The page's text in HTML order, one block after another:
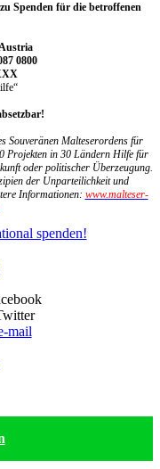
Spenden für die betroffenen
0800
Souveränen Malteserordens für
Projekten in 30 Ländern Hilfe für
oder politischer Überzeugung.
der Unparteilichkeit und
Informationen: www.malteser-
spenden!
mail